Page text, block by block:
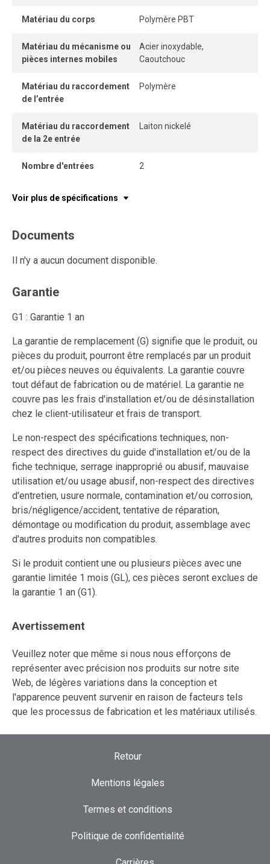
Matériau du corps Polymère PBT
Matériau du mécanisme ou
pièces internes mobiles
Acier inoxydable,
Caoutchouc
Matériau du raccordement
de l’entrée
Polymère
Matériau du raccordement
de la 2e entrée
Laiton nickelé
Nombre d'entrées 2
Voir plus de spécifications
Documents
Il n'y a aucun document disponible.
Garantie
G1 : Garantie 1 an
La garantie de remplacement (G) signifie que le produit, ou
pièces du produit, pourront être remplacés par un produit
et/ou pièces neuves ou équivalents. La garantie couvre
tout défaut de fabrication ou de matériel. La garantie ne
couvre pas les frais d'installation et/ou de désinstallation
chez le client-utilisateur et frais de transport.
Le non-respect des spécifications techniques, non-
respect des directives du guide d'installation et/ou de la
fiche technique, serrage inapproprié ou abusif, mauvaise
utilisation et/ou usage abusif, non-respect des directives
d'entretien, usure normale, contamination et/ou corrosion,
bris/négligence/accident, tentative de réparation,
démontage ou modification du produit, assemblage avec
d'autres produits non compatibles.
Si le produit contient une ou plusieurs pièces avec une
garantie limitée 1 mois (GL), ces pièces seront exclues de
la garantie 1 an (G1).
Avertissement
Veuillez noter que même si nous nous efforçons de
représenter avec précision nos produits sur notre site
Web, de légères variations dans la conception et
l'apparence peuvent survenir en raison de facteurs tels
que les processus de fabrication et les matériaux utilisés.
Retour
Mentions légales
Termes et conditions
Politique de confidentialité